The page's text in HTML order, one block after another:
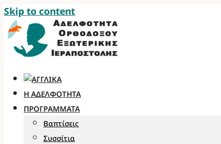
Skip to content
Η ΑΔΕΛΦΌΤΗΤΑ
ΠΡΟΓΡΆΜΜΑΤΑ
Βαπτίσεις
Συσσίτια